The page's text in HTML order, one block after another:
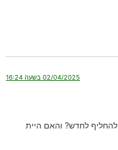
02/04/2025 בשעה 16:24
לחדש? והאם היית